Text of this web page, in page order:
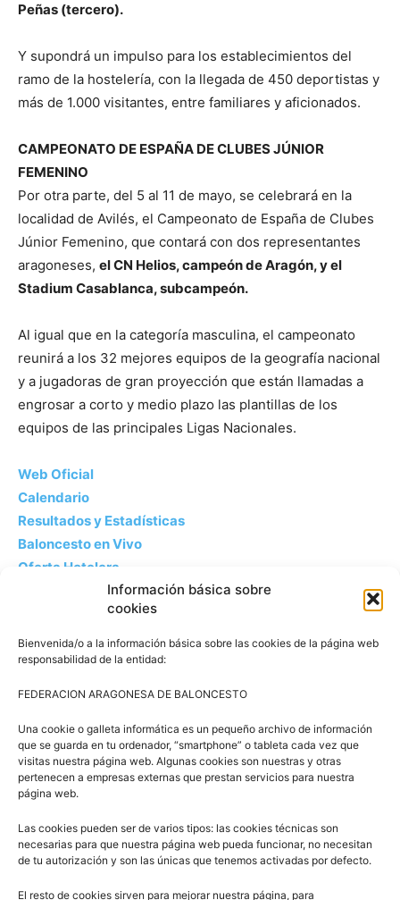
Información básica sobre
cookies
Bienvenida/o a la información básica sobre las cookies de la página web
responsabilidad de la entidad:
FEDERACION ARAGONESA DE BALONCESTO
Una cookie o galleta informática es un pequeño archivo de información
que se guarda en tu ordenador, “smartphone” o tableta cada vez que
visitas nuestra página web. Algunas cookies son nuestras y otras
pertenecen a empresas externas que prestan servicios para nuestra
página web.
Las cookies pueden ser de varios tipos: las cookies técnicas son
necesarias para que nuestra página web pueda funcionar, no necesitan
de tu autorización y son las únicas que tenemos activadas por defecto.
El resto de cookies sirven para mejorar nuestra página, para
Peñas (tercero).
Y supondrá un impulso para los establecimientos del
ramo de la hostelería, con la llegada de 450 deportistas y
más de 1.000 visitantes, entre familiares y aficionados.
CAMPEONATO DE ESPAÑA DE CLUBES JÚNIOR
FEMENINO
Por otra parte, del 5 al 11 de mayo, se celebrará en la
localidad de Avilés, el Campeonato de España de Clubes
Júnior Femenino, que contará con dos representantes
aragoneses, el CN Helios, campeón de Aragón, y el
Stadium Casablanca, subcampeón.
Al igual que en la categoría masculina, el campeonato
reunirá a los 32 mejores equipos de la geografía nacional
y a jugadoras de gran proyección que están llamadas a
engrosar a corto y medio plazo las plantillas de los
equipos de las principales Ligas Nacionales.
Web Oficial
Calendario
Resultados y Estadísticas
Baloncesto en Vivo
Oferta Hotelera
Artículos relacionados
3×3 Villanúa 2026